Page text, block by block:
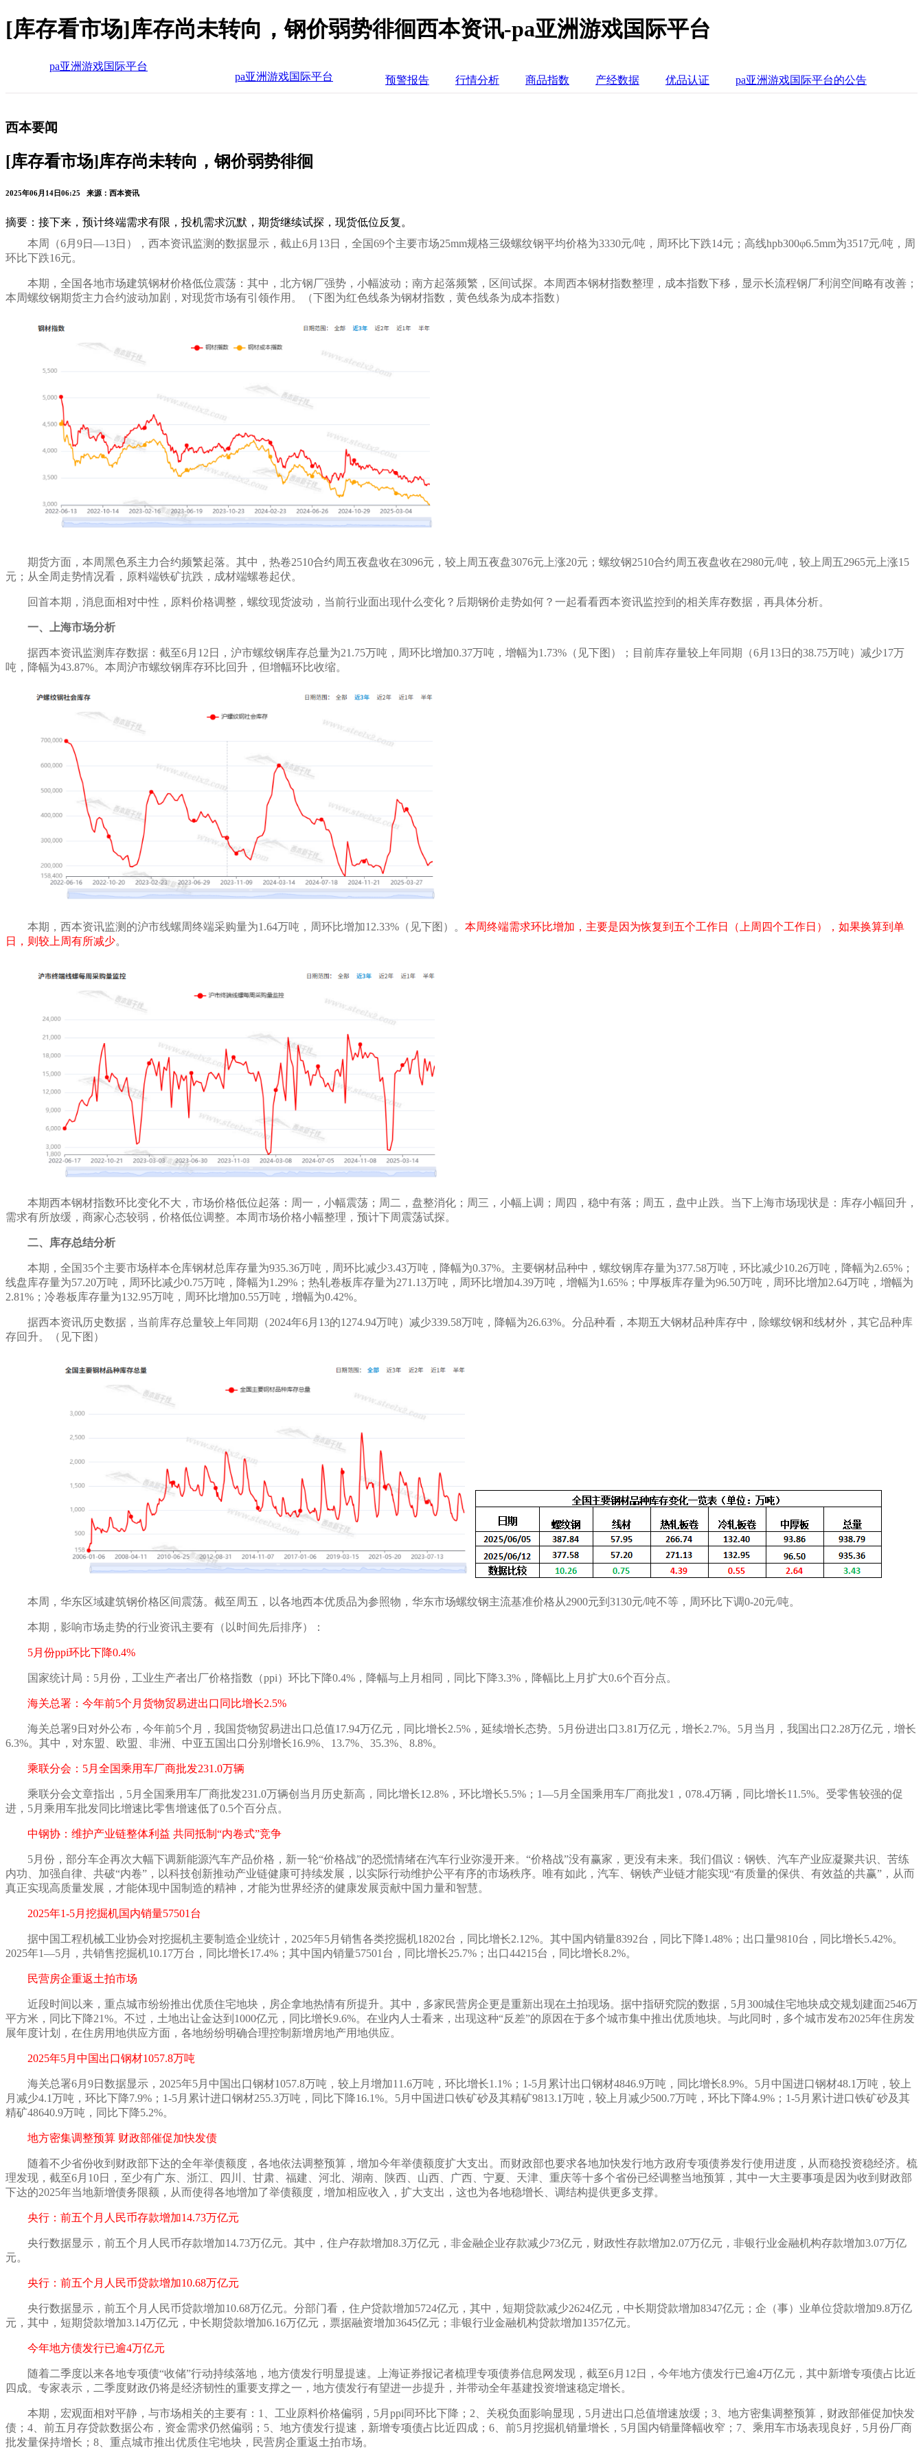
[库存看市场]库存尚未转向，钢价弱势徘徊西本资讯-pa亚洲游戏国际平台
pa亚洲游戏国际平台
pa亚洲游戏国际平台
预警报告 行情分析 商品指数 产经数据 优品认证 pa亚洲游戏国际平台的公告
西本要闻
[库存看市场]库存尚未转向，钢价弱势徘徊
2025年06月14日06:25 来源：西本资讯
摘要：接下来，预计终端需求有限，投机需求沉默，期货继续试探，现货低位反复。
本周（6月 9日—13日），西本资讯监测的数据显示，截止6月 13日，全国69个主要市场25mm规格三级螺纹钢平均价格为3330元/吨， 周环比下跌14元；高线hpb300φ6.5mm为3517元/吨，周
环比下跌16元。
本期，全国各地市场建筑钢材价格低位震荡 ：其中，北方钢厂强势，小幅波动 ；南方起落频繁，区间试探。本周西本钢材指数整理 ，成本指数下移， 显示长流程钢厂利润空间略有改善 ；
本周螺纹钢期货主力合约波动加剧 ，对现货市场有引领作用 。（下图为红色线条为钢材指数，黄色线条为成本指数）
期货方面，本周黑色系主力合约频繁起落。其中，热卷2510合约周五夜盘收在3096元， 较上周五夜盘3076元上涨20元 ；螺纹钢2510合约周五夜盘收在2980元/吨 ， 较上周五2965元上涨15
元 ；从全周走势情况看，原料端铁矿抗跌 ，成材端螺卷起伏。
回首本期，消息面相对中性 ，原料价格调整 ，螺纹现货波动 ，当前行业面出现什么变化？后期钢价走势如何？一起看看西本资讯监控到的相关库存数据，再具体分析。
一、上海市场分析
据西本资讯监测库存数据：截至6月 12 日，沪市螺纹钢库存总量为21.75万吨， 周环比增加0.37万吨，增幅为1.73%（见下图）；目前库存量较上年同期（6月 13日的38.75万吨） 减少17万
吨， 降幅为43.87%。本周沪市螺纹钢库存环比回升，但增幅环比收缩。
本期，西本资讯监测的沪市线螺周终端采购量为1.64万吨， 周环比增加12.33% （见下图）。 本周终端需求环比增加，主要是因为恢复到五个工作日（上周四个工作日），如果换算到单
日，则较上周有所减少。
本期西本钢材指数环比变化不大 ，市场价格低位起落 ： 周一，小幅震荡；周二，盘整消化； 周 三 ， 小幅上调 ；周 四 ， 稳中有落 ；周 五 ， 盘中止跌。当下上海市场现状是： 库存小幅回升 ，
需求有所放缓，商家心态较弱，价格低位调整。 本周市场价格小幅整理 ，预计下周 震荡试探。
二、库存总结分析
本期，全国35个主要市场样本仓库钢材总库存量为935.36万吨， 周环比减少3.43万吨， 降幅为0.37%。主要钢材品种中，螺纹钢库存量为377.58万吨， 环比减少10.26万吨 ， 降幅为2.65%；
线盘库存量为57.20万吨， 周环比减少0.75万吨， 降幅为1.29%；热轧卷板库存量为271.13万吨， 周环比增加4.39万吨， 增幅为1.65%；中厚板库存量为96.50万吨，周环比增加2.64万吨， 增幅为
2.81%；冷卷板库存量为132.95万吨， 周环比增加0.55万吨， 增幅为0.42%。
据西本资讯历史数据，当前库存总量较上年同期（2024年6月 13的1274.94万吨） 减少339.58万吨， 降幅为26.63%。分品种看，本期五大钢材品种库存中， 除螺纹钢和线材外，其它品种库
存回升。（见下图）
本周 ，华东区域建筑钢价格区间震荡。 截至周五 ，以各地西本优质品为参照物，华东市场螺纹钢主流基准价格从2900元到 3130元/吨不等， 周环比下调0-20元/吨。
本期，影响市场走势的行业资讯主要有（以时间先后排序）：
5月份ppi环比下降0.4%
国家统计局： 5月份，工业生产者出厂价格指数（ppi）环比下降0.4%，降幅与上月相同，同比下降3.3%，降幅比上月扩大0.6个百分点。
海关总署：今年前5个月货物贸易进出口同比增长2.5%
海关总署9日对外公布，今年前5个月，我国货物贸易进出口总值17.94万亿元，同比增长2.5%，延续增长态势。5月份进出口3.81万亿元，增长2.7%。5月当月，我国出口2.28万亿元，增长
6.3%。其中，对东盟、欧盟、非洲、中亚五国出口分别增长16.9%、13.7%、35.3%、8.8%。
乘联分会： 5月全国乘用车厂商批发231.0万辆
乘联分会文章指出， 5月全国乘用车厂商批发231.0万辆创当月历史新高，同比增长12.8%，环比增长5.5%；1—5月全国乘用车厂商批发1，078.4万辆，同比增长11.5%。受零售较强的促
进，5月乘用车批发同比增速比零售增速低了0.5个百分点。
中钢协：维护产业链整体利益 共同抵制 “内卷式”竞争
5月份，部分车企再次大幅下调新能源汽车产品价格，新一轮“价格战”的恐慌情绪在汽车行业弥漫开来。“价格战”没有赢家，更没有未来。我们倡议：钢铁、汽车产业应凝聚共识、苦练
内功、加强自律、共破“内卷”，以科技创新推动产业链健康可持续发展，以实际行动维护公平有序的市场秩序。唯有如此，汽车、钢铁产业链才能实现“有质量的保供、有效益的共赢”，从而
真正实现高质量发展，才能体现中国制造的精神，才能为世界经济的健康发展贡献中国力量和智慧。
2025年1-5月挖掘机国内销量57501台
据中国工程机械工业协会对挖掘机主要制造企业统计， 2025年5月销售各类挖掘机18202台，同比增长2.12%。其中国内销量8392台，同比下降1.48%；出口量9810台，同比增长5.42%。
2025年1—5月，共销售挖掘机10.17万台，同比增长17.4%；其中国内销量57501台，同比增长25.7%；出口44215台，同比增长8.2%。
民营房企重返土拍市场
近段时间以来，重点城市纷纷推出优质住宅地块，房企拿地热情有所提升。其中，多家民营房企更是重新出现在土拍现场。据中指研究院的数据， 5月300城住宅地块成交规划建面2546万
平方米，同比下降21%。不过，土地出让金达到1000亿元，同比增长9.6%。在业内人士看来，出现这种“反差”的原因在于多个城市集中推出优质地块。与此同时，多个城市发布2025年住房发
展年度计划，在住房用地供应方面，各地纷纷明确合理控制新增房地产用地供应。
2025年5月中国出口钢材1057.8万吨
海关总署6月9日数据显示，2025年5月中国出口钢材1057.8万吨，较上月增加11.6万吨，环比增长1.1%；1-5月累计出口钢材4846.9万吨，同比增长8.9%。5月中国进口钢材48.1万吨，较上
月减少4.1万吨，环比下降7.9%；1-5月累计进口钢材255.3万吨，同比下降16.1%。5月中国进口铁矿砂及其精矿9813.1万吨，较上月减少500.7万吨，环比下降4.9%；1-5月累计进口铁矿砂及其
精矿48640.9万吨，同比下降5.2%。
地方密集调整预算 财政部催促加快发债
随着不少省份收到财政部下达的全年举债额度，各地依法调整预算，增加今年举债额度扩大支出。而财政部也要求各地加快发行地方政府专项债券发行使用进度，从而稳投资稳经济。梳
理发现，截至6月10日，至少有广东、浙江、四川、甘肃、福建、河北、湖南、陕西、山西、广西、宁夏、天津、重庆等十多个省份已经调整当地预算，其中一大主要事项是因为收到财政部
下达的2025年当地新增债务限额，从而使得各地增加了举债额度，增加相应收入，扩大支出，这也为各地稳增长、调结构提供更多支撑。
央行：前五个月人民币存款增加14.73万亿元
央行数据显示，前五个月人民币存款增加14.73万亿元。其中，住户存款增加8.3万亿元，非金融企业存款减少73亿元，财政性存款增加2.07万亿元，非银行业金融机构存款增加3.07万亿
元。
央行：前五个月人民币贷款增加10.68万亿元
央行数据显示，前五个月人民币贷款增加10.68万亿元。分部门看，住户贷款增加5724亿元，其中，短期贷款减少2624亿元，中长期贷款增加8347亿元；企（事）业单位贷款增加9.8万亿
元，其中，短期贷款增加3.14万亿元，中长期贷款增加6.16万亿元，票据融资增加3645亿元；非银行业金融机构贷款增加1357亿元。
今年地方债发行已逾4万亿元
随着二季度以来各地专项债“收储”行动持续落地，地方债发行明显提速。上海证券报记者梳理专项债券信息网发现，截至6月12日，今年地方债发行已逾4万亿元，其中新增专项债占比近
四成。专家表示，二季度财政仍将是经济韧性的重要支撑之一，地方债发行有望进一步提升，并带动全年基建投资增速稳定增长。
本期，宏观面相对平静，与市场相关的主要有： 1、工业原料价格偏弱，5月ppi同环比下降；2、关税负面影响显现，5月进出口总值增速放缓；3、地方密集调整预算，财政部催促加快发
债；4、前五月存贷款数据公布，资金需求仍然偏弱； 5、 地方债发行提速，新增专项债占比近四成；6、前5月挖掘机销量增长，5月国内销量降幅收窄；7、乘用车市场表现良好，5月份厂商
批发量保持增长；8、重点城市推出优质住宅地块，民营房企重返土拍市场。